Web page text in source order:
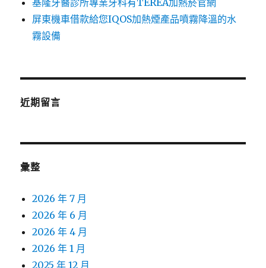
基隆牙醫診所專業牙科有TEREA加熱菸官網
屏東機車借款給您IQOS加熱煙產品噴霧降溫的水
霧設備
近期留言
彙整
2026 年 7 月
2026 年 6 月
2026 年 4 月
2026 年 1 月
2025 年 12 月